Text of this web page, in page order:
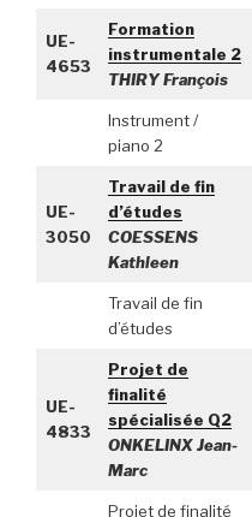
UE-
4653
Formation
instrumentale 2
THIRY François
Instrument /
piano 2
UE-
3050
Travail de fin
d’études
COESSENS
Kathleen
Travail de fin
d’études
UE-
4833
Projet de
finalité
spécialisée Q2
ONKELINX Jean-
Marc
Projet de finalité